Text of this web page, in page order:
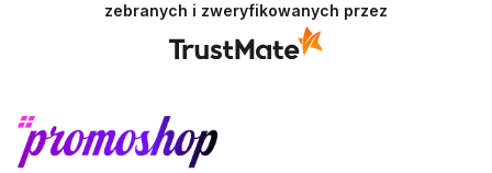
zebranych i zweryfikowanych przez